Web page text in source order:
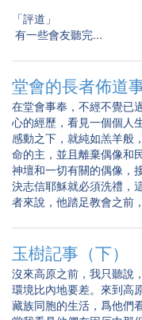
「評道」
有一些會友聽完...
堂會的長者佈道
在堂會事奉，不經不覺已
心的經歷，看見一個個人
感動之下，就純如羔羊般
命的主，並且離棄偶像和
神壇和一切有關的偶像，
決志信耶穌就必須洗禮，
者來說，他踏足教會之前
玉樹記事（下）
沒來高原之前，我只聽說
環境比內地要差。來到高
藏族同胞的生活，爲他們